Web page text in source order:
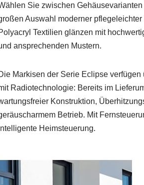
Sie zwischen
Auswahl moderner
Textilien glänzen mit
ansprechenden Mustern.
Markisen der Serie Eclipse
Radiotechnologie: Bereits im
Konstruktion,
Betrieb. Mit
Heimsteuerung.